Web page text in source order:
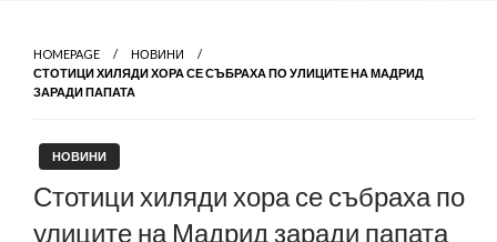
HOMEPAGE
НОВИНИ
СТОТИЦИ ХИЛЯДИ ХОРА СЕ СЪБРАХА ПО УЛИЦИТЕ НА МАДРИД
ЗАРАДИ ПАПАТА
НОВИНИ
Стотици хиляди хора се събраха по
улиците на Мадрид заради папата